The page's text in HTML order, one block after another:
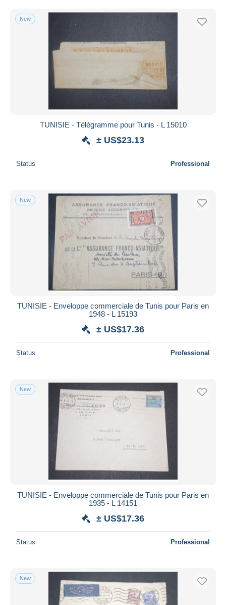
New
TUNISIE - Télégramme pour Tunis - L 15010
± US$23.13
Status Professional
New
TUNISIE - Enveloppe commerciale de Tunis pour Paris en
1948 - L 15193
± US$17.36
Status Professional
New
TUNISIE - Enveloppe commerciale de Tunis pour Paris en
1935 - L 14151
± US$17.36
Status Professional
New